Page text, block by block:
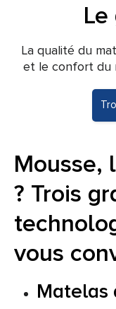
La qualité du
et le confort du
Mousse,
? Trois
vous
Matelas